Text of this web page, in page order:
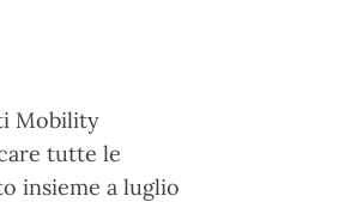
Mobility
tutte le
insieme a luglio